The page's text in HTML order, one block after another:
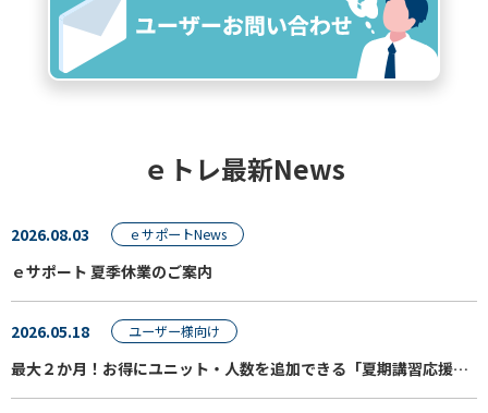
ｅトレ最新News
2026.08.03 ｅサポートNews
ｅサポート 夏季休業のご案内
2026.05.18 ユーザー様向け
最大２か月！お得にユニット・人数を追加できる「夏期講習応援プラン」のご案内